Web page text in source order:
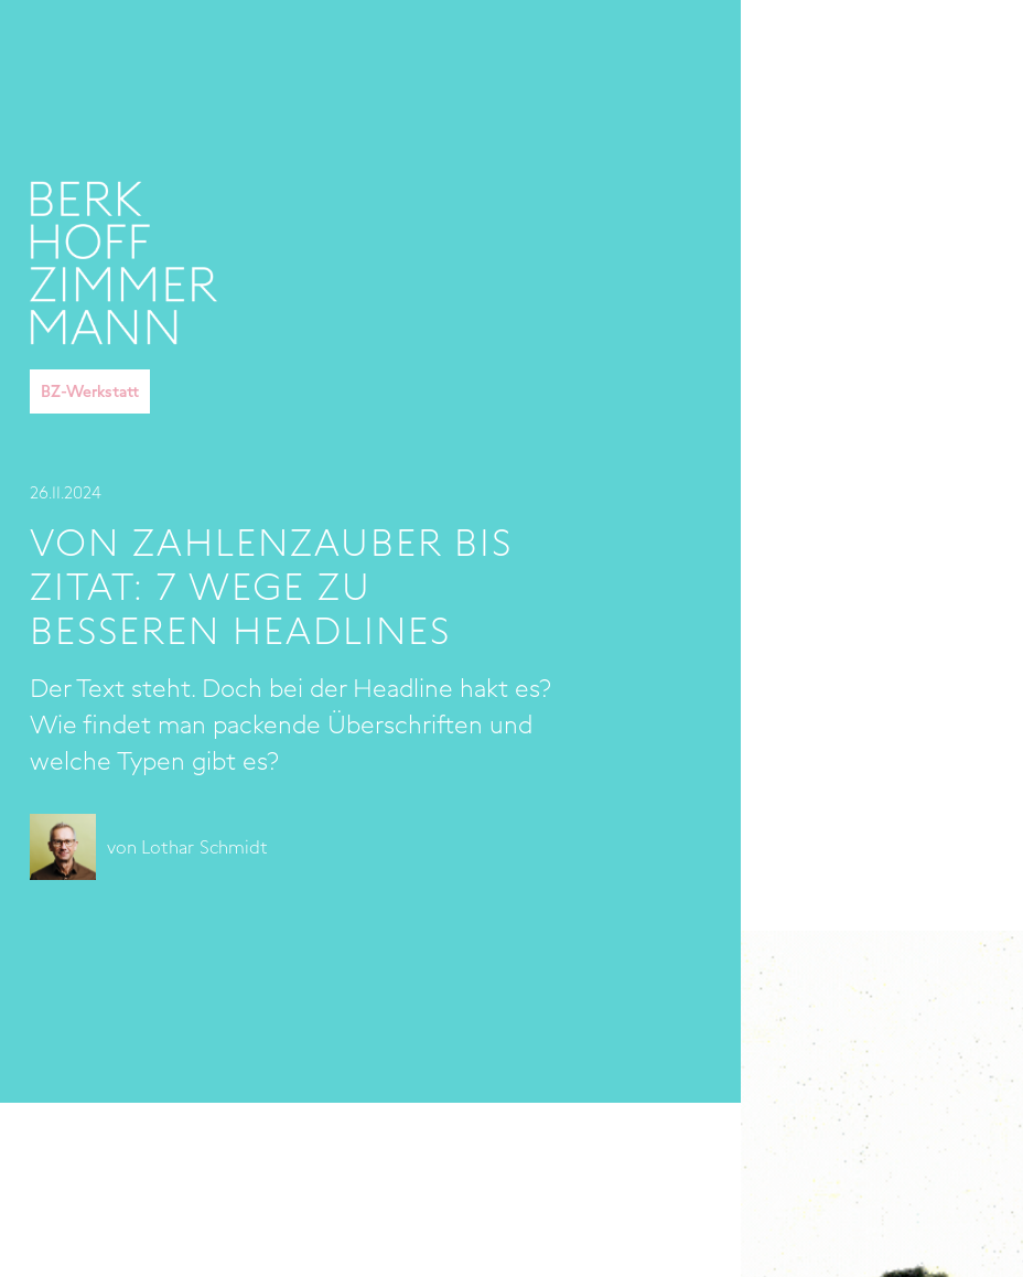
BZ-Werkstatt
26.11.2024
VON ZAHLENZAUBER BIS
ZITAT: 7 WEGE ZU
BESSEREN HEADLINES
Der Text steht. Doch bei der Headline hakt es?
Wie findet man packende Überschriften und
welche Typen gibt es?
von Lothar Schmidt